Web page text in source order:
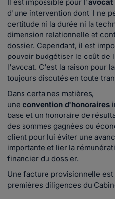
Il est impossible pour l'avocat
d'une intervention dont il ne
certitude ni la durée ni la
dimension relationnelle et
dossier. Cependant, il est
pouvoir budgétiser le coût de
l'avocat. C'est la raison pour
toujours discutés en toute
Dans certaines matières,
une convention d'honoraires
base et un honoraire de
des sommes gagnées ou
client pour lui éviter une
importante et lier la
financier du dossier.
Une facture provisionnelle
premières diligences du